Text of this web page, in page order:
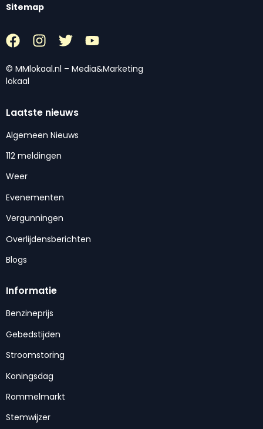
Sitemap
© MMlokaal.nl – Media&Marketing
lokaal
Laatste nieuws
Algemeen Nieuws
112 meldingen
Weer
Evenementen
Vergunningen
Overlijdensberichten
Blogs
Informatie
Benzineprijs
Gebedstijden
Stroomstoring
Koningsdag
Rommelmarkt
Stemwijzer